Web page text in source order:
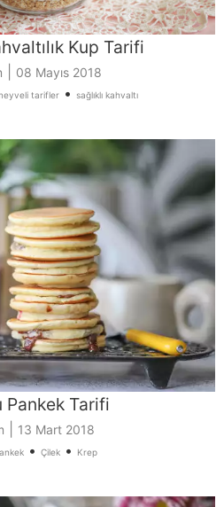
Kup Tarifi
08 Mayıs 2018
tarifler• sağlıklı kahvaltı
Pankek Tarifi
13 Mart 2018
• Çilek• Krep